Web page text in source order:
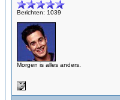
Berichten: 1039
Morgen is alles anders.